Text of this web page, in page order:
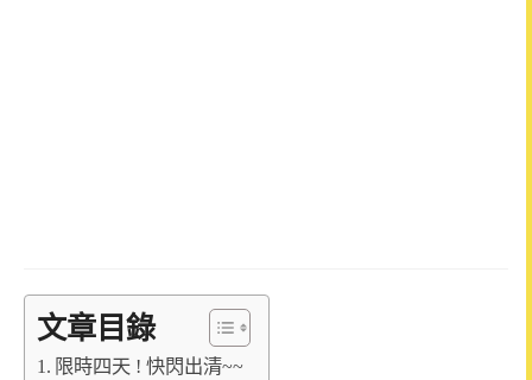
文章目錄
限時四天 ! 快閃出清~~